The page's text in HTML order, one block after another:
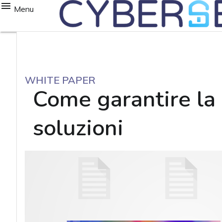
Menu
WHITE PAPER
Come garantire
soluzioni